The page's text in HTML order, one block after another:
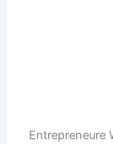
Entrepreneure